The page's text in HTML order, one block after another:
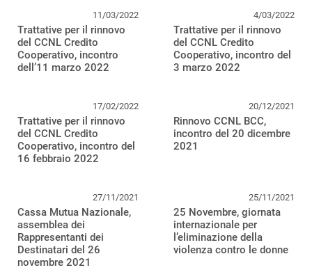
11/03/2022
Trattative per il rinnovo
del CCNL Credito
Cooperativo, incontro
dell’11 marzo 2022
4/03/2022
Trattative per il rinnovo
del CCNL Credito
Cooperativo, incontro del
3 marzo 2022
17/02/2022
Trattative per il rinnovo
del CCNL Credito
Cooperativo, incontro del
16 febbraio 2022
20/12/2021
Rinnovo CCNL BCC,
incontro del 20 dicembre
2021
27/11/2021
Cassa Mutua Nazionale,
assemblea dei
Rappresentanti dei
Destinatari del 26
novembre 2021
25/11/2021
25 Novembre, giornata
internazionale per
l’eliminazione della
violenza contro le donne